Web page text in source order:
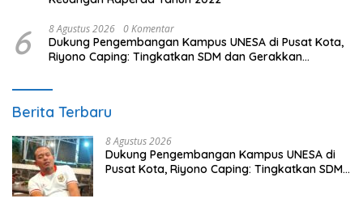
6 8 Agustus 2026 0 Komentar
Dukung Pengembangan Kampus UNESA di Pusat Kota,
Riyono Caping: Tingkatkan SDM dan Gerakkan
Berita Terbaru
8 Agustus 2026
Dukung Pengembangan Kampus UNESA di
Pusat Kota, Riyono Caping: Tingkatkan SDM